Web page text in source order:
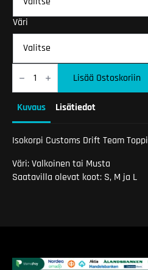
Väri
Isokorpi
Customs
Toppi
Lisää Ostoskoriin
Kuvaus Lisätiedot
Isokorpi Customs Drift Team Toppi
Väri: Valkoinen tai Musta
Saatavilla olevat koot: S, M ja L